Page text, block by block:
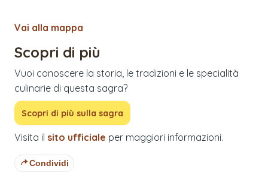
Vai alla mappa
Scopri di più
Vuoi conoscere la storia, le tradizioni e le specialità
culinarie di questa sagra?
Scopri di più sulla sagra
Visita il sito ufficiale per maggiori informazioni.
Condividi